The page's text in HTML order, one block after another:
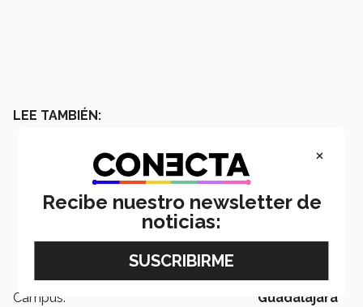
LEE TAMBIÉN:
Campus: Guadalajara
×
Recibe nuestro newsletter de
noticias: